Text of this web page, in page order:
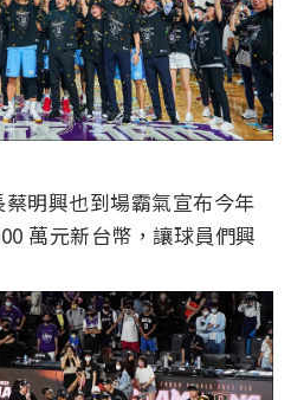
明興也到場霸氣宣布今年
萬元新台幣，讓球員們興